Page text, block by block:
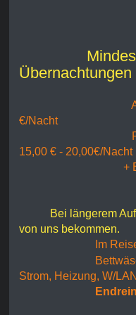
Übernachtungen
€/Nacht
15,00 € - 20,00€/Nacht
Bei längerem
von uns bekommen.
Im Reise
Strom, Heizung, W/